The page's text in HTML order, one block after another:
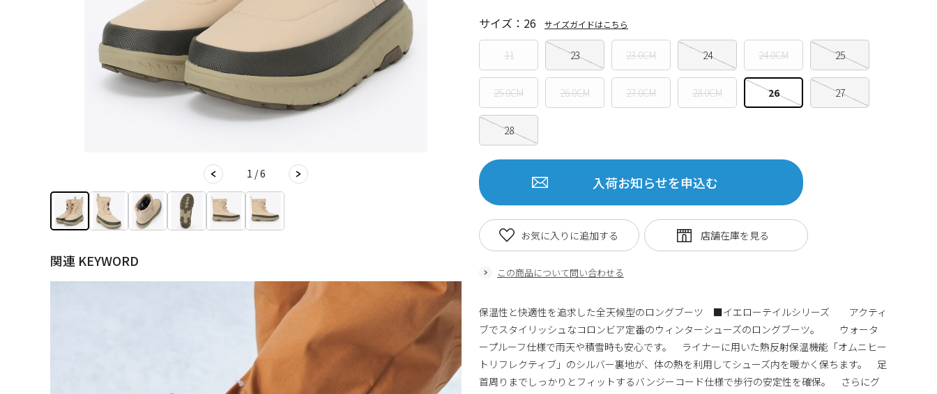
1 / 6
関連 KEYWORD
11 23 23.0CM 24 24.0CM 25
25.0CM 26.0CM 27.0CM 28.0CM 26 27
28
サイズ：26 サイズガイドはこちら
入荷お知らせを申込む
この商品について問い合わせる
お気に入りに追加する
保温性と快適性を追求した全天候型のロングブーツ ■イエローテイルシリーズ アクティ
ブでスタイリッシュなコロンビア定番のウィンターシューズのロングブーツ。 ウォータ
ープルーフ仕様で雨天や積雪時も安心です。 ライナーに用いた熱反射保温機能「オムニヒー
トリフレクティブ」のシルバー裏地が、体の熱を利用してシューズ内を暖かく保ちます。 足
首周りまでしっかりとフィットするバンジーコード仕様で歩行の安定性を確保。 さらにグ